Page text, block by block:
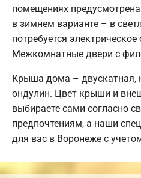
помещениях
в зимнем варианте – в
потребуется
Межкомнатные двери с
Крыша дома – двускатная,
ондулин. Цвет крыши и
выбираете сами согласно
предпочтениям, а наши
для вас в Воронеже с